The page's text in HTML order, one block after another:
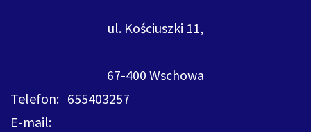
ul. Kościuszki 11,
67-400 Wschowa
Telefon: 655403257
E-mail: